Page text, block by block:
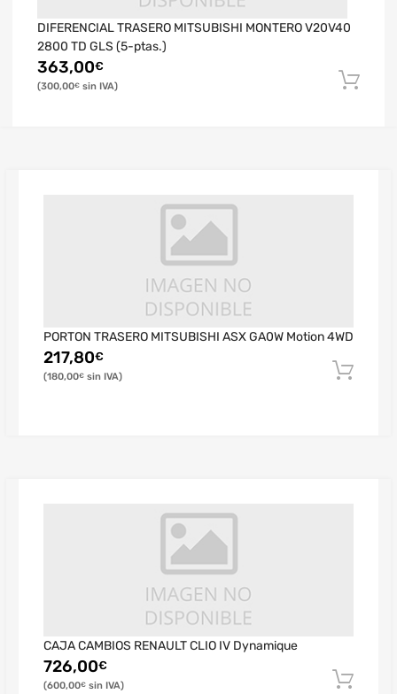
DIFERENCIAL TRASERO MITSUBISHI MONTERO V20V40
2800 TD GLS (5-ptas.)
363,00€
300,00€
PORTON TRASERO MITSUBISHI ASX GA0W Motion 4WD
217,80€
180,00€
CAJA CAMBIOS RENAULT CLIO IV Dynamique
726,00€
600,00€